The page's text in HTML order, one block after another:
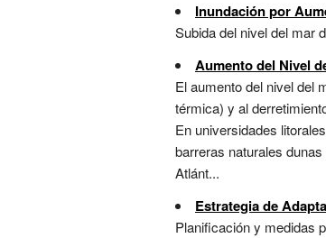
Inundación por
Subida del nivel del mar
Aumento del Nivel
El aumento del nivel del
térmica) y al
En universidades
barreras naturales
Atlánt...
Estrategia de
Planificación y medidas